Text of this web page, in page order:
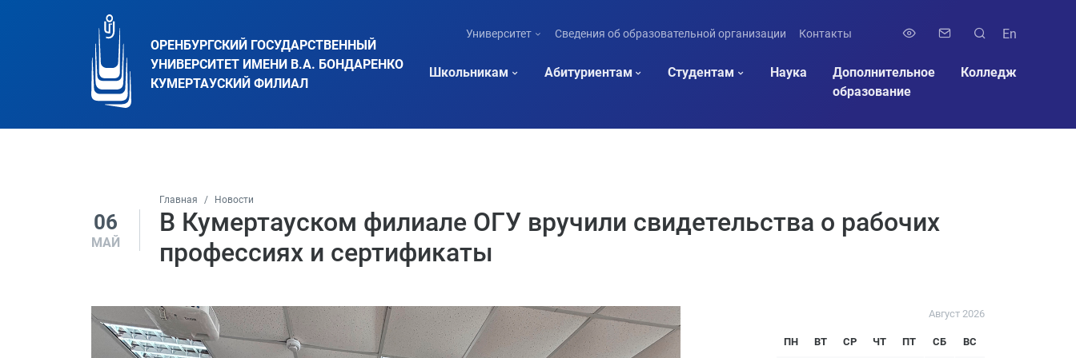
ОРЕНБУРГСКИЙ ГОСУДАРСТВЕННЫЙ
УНИВЕРСИТЕТ ИМЕНИ В.А. БОНДАРЕНКО
КУМЕРТАУСКИЙ ФИЛИАЛ
Университет Сведения об образовательной организации Контакты En
Школьникам Абитуриентам Студентам Наука
Дополнительное
образование
Колледж
06
МАЙ
Главная Новости
В Кумертауском филиале ОГУ вручили свидетельства о рабочих
профессиях и сертификаты
Август 2026
ПН ВТ СР ЧТ ПТ СБ ВС